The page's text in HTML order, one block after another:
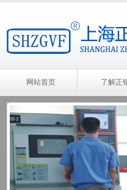
网站首页 了解正